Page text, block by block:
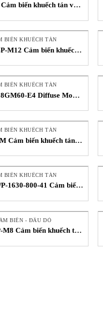
biến khuếch tán với
BIẾN KHUẾCH TÁN
M12 Cảm biến khuếch
BIẾN KHUẾCH TÁN
E4 Diffuse Mode
BIẾN KHUẾCH TÁN
Cảm biến khuếch tán
BIẾN KHUẾCH TÁN
1630-800-41 Cảm biến
BIẾN - ĐẦU DÒ
M8 Cảm biến khuếch tán